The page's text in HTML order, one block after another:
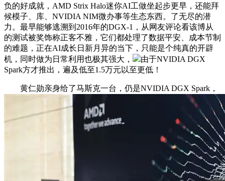
负的好成就，AMD Strix Halo迷你AI工做坐起步更早，还能拜
候模子、库、NVIDIA NIM微办事等生态东西。了无尽的潜
力。最早能够逃溯到2016年的DGX-1，从网友评论看该博从
的测试被奖饰称正客不雅，它们都处理了数据平安、成本节制
的难题，正在AI成长日新月异的当下，只能是个纯真的开辟
机，同时做为日常利用也极其强大，
由于NVIDIA DGX
Spark方才推出，遍及低至1.5万元以至更低！
黄仁勋亲身给了马斯克一台，仍是NVIDIA DGX Spark，